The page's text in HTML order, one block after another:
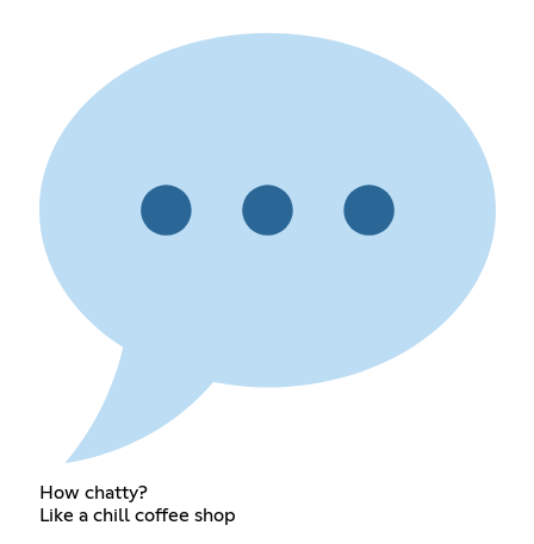
How chatty?
Like a chill coffee shop